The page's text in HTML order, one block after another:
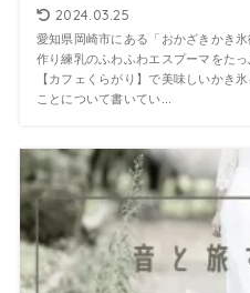
2024.03.25
愛知県岡崎市にある「おかざきかき
作り練乳のふわふわエスプーマをた
【カフェくらがり】で美味しいかき
ことについて書いてい...